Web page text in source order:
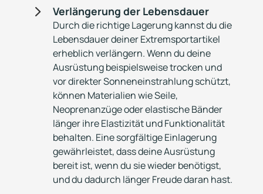
5 Verlängerung der Lebensdauer
Durch die richtige Lagerung kannst du die
Lebensdauer deiner Extremsportartikel
erheblich verlängern. Wenn du deine
Ausrüstung beispielsweise trocken und
vor direkter Sonneneinstrahlung schützt,
können Materialien wie Seile,
Neoprenanzüge oder elastische Bänder
länger ihre Elastizität und Funktionalität
behalten. Eine sorgfältige Einlagerung
gewährleistet, dass deine Ausrüstung
bereit ist, wenn du sie wieder benötigst,
und du dadurch länger Freude daran hast.